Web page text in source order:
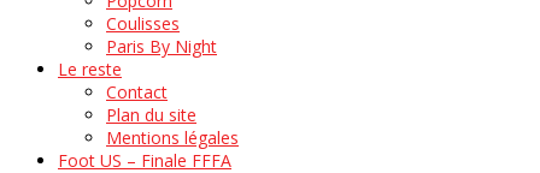
Coulisses
Paris By Night
Le reste
Contact
Plan du site
Mentions légales
Foot US – Finale FFFA